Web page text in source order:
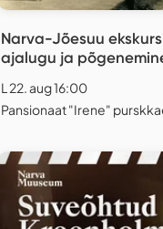
Narva-Jõesuu
ajalugu ja
L 22. aug 16:00
Pansionaat "Irene"